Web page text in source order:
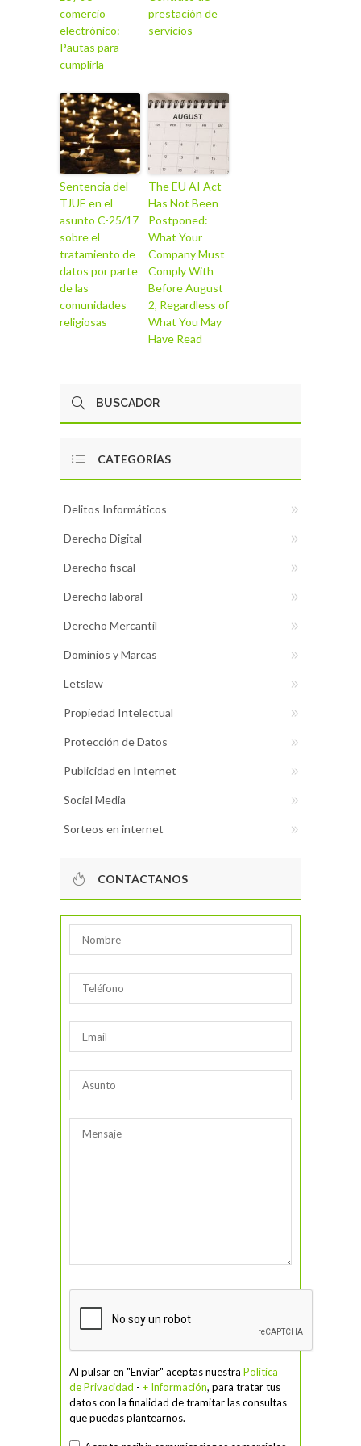
comercio
electrónico:
Pautas para
cumplirla
prestación de
servicios
Sentencia del
TJUE en el
asunto C-25/17
sobre el
tratamiento de
datos por parte
de las
comunidades
religiosas
The EU AI Act
Has Not Been
Postponed:
What Your
Company Must
Comply With
Before August
2, Regardless of
What You May
Have Read
CATEGORÍAS
Delitos Informáticos
Derecho Digital
Derecho fiscal
Derecho laboral
Derecho Mercantil
Dominios y Marcas
Letslaw
Propiedad Intelectual
Protección de Datos
Publicidad en Internet
Social Media
Sorteos en internet
CONTÁCTANOS
Al pulsar en "Enviar" aceptas nuestra Política
de Privacidad - + Información, para tratar tus
datos con la finalidad de tramitar las consultas
que puedas plantearnos.